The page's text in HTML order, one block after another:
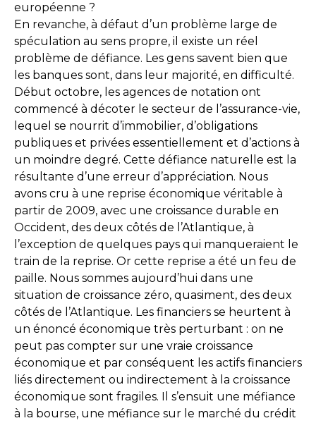
européenne ?
En revanche, à défaut d’un problème large de
spéculation au sens propre, il existe un réel
problème de défiance. Les gens savent bien que
les banques sont, dans leur majorité, en difficulté.
Début octobre, les agences de notation ont
commencé à décoter le secteur de l’assurance-vie,
lequel se nourrit d’immobilier, d’obligations
publiques et privées essentiellement et d’actions à
un moindre degré. Cette défiance naturelle est la
résultante d’une erreur d’appréciation. Nous
avons cru à une reprise économique véritable à
partir de 2009, avec une croissance durable en
Occident, des deux côtés de l’Atlantique, à
l’exception de quelques pays qui manqueraient le
train de la reprise. Or cette reprise a été un feu de
paille. Nous sommes aujourd’hui dans une
situation de croissance zéro, quasiment, des deux
côtés de l’Atlantique. Les financiers se heurtent à
un énoncé économique très perturbant : on ne
peut pas compter sur une vraie croissance
économique et par conséquent les actifs financiers
liés directement ou indirectement à la croissance
économique sont fragiles. Il s’ensuit une méfiance
à la bourse, une méfiance sur le marché du crédit